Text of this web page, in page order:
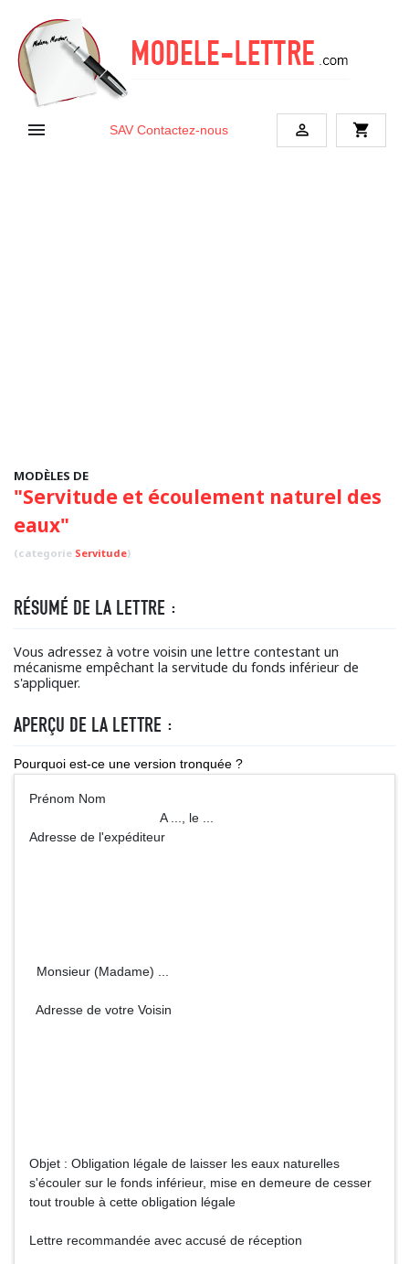
 SAV Contactez-nous  shopping_cart
MODÈLES DE
"Servitude et écoulement naturel des
eaux"
(categorie Servitude)
RÉSUMÉ DE LA LETTRE :
Vous adressez à votre voisin une lettre contestant un
mécanisme empêchant la servitude du fonds inférieur de
s'appliquer.
APERÇU DE LA LETTRE :
Pourquoi est-ce une version tronquée ?
Prénom Nom
A ..., le ...
Adresse de l'expéditeur
Monsieur (Madame) ...
Adresse de votre Voisin
Objet : Obligation légale de laisser les eaux naturelles
s'écouler sur le fonds inférieur, mise en demeure de cesser
tout trouble à cette obligation légale
Lettre recommandée avec accusé de réception